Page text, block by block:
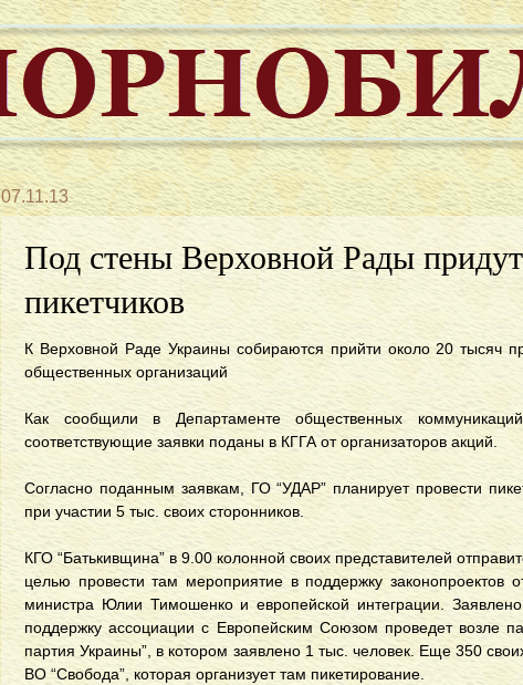
07.11.13
Под стены Верховной Рады
пикетчиков
К Верховной Раде Украины собираются прийти около 20 тысяч
общественных организаций
Как сообщили в Департаменте общественных коммуникаций
соответствующие заявки поданы в КГГА от организаторов акций.
Согласно поданным заявкам, ГО “УДАР” планирует провести
при участии 5 тыс. своих сторонников.
КГО “Батькивщина” в 9.00 колонной своих представителей
целью провести там мероприятие в поддержку законопроектов
министра Юлии Тимошенко и европейской интеграции.
поддержку ассоциации с Европейским Союзом проведет возле
партия Украины”, в котором заявлено 1 тыс. человек. Еще 350
ВО “Свобода”, которая организует там пикетирование.